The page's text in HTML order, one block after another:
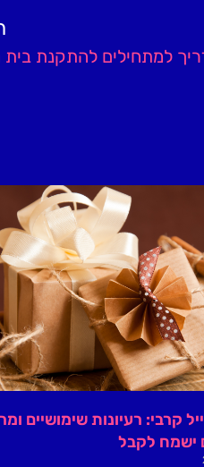
למתחילים להתקנת
קרבי: רעיונות שימושיים
ישמח לקבל